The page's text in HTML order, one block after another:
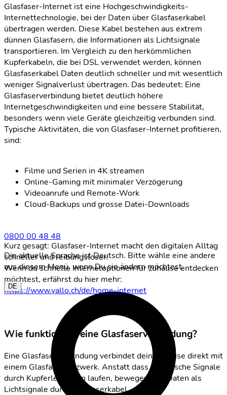
0800 00 48 48
Die aktuelle Sprache ist Deutsch. Bitte wähle eine andere
aus diesem Menü, wenn Du sie ändern möchtest.
DE
Glasfaser-Internet ist eine Hochgeschwindigkeits-
Internettechnologie, bei der Daten über Glasfaserkabel
übertragen werden. Diese Kabel bestehen aus extrem
dünnen Glasfasern, die Informationen als Lichtsignale
transportieren. Im Vergleich zu den herkömmlichen
Kupferkabeln, die bei DSL verwendet werden, können
Glasfaserkabel Daten deutlich schneller und mit wesentlich
weniger Signalverlust übertragen. Das bedeutet: Eine
Glasfaserverbindung bietet deutlich höhere
Internetgeschwindigkeiten und eine bessere Stabilität,
besonders wenn viele Geräte gleichzeitig verbunden sind.
Typische Aktivitäten, die von Glasfaser-Internet profitieren,
sind:
Filme und Serien in 4K streamen
Online-Gaming mit minimaler Verzögerung
Videoanrufe und Remote-Work
Cloud-Backups und grosse Datei-Downloads
Kurz gesagt: Glasfaser-Internet macht den digitalen Alltag
schneller und reibungsloser.
Wenn du schnelle Internetoptionen für zuhause entdecken
möchtest, erfährst du hier mehr:
https://www.yallo.ch/de/home-internet
Wie funktioniert eine Glasfaserverbindung?
Eine Glasfaserverbindung verbindet dein Zuhause direkt mit
einem Glasfasernetzwerk. Anstatt dass elektrische Signale
durch Kupferleitungen laufen, bewegen sich Daten als
Lichtsignale durch Glasfaserkabel.